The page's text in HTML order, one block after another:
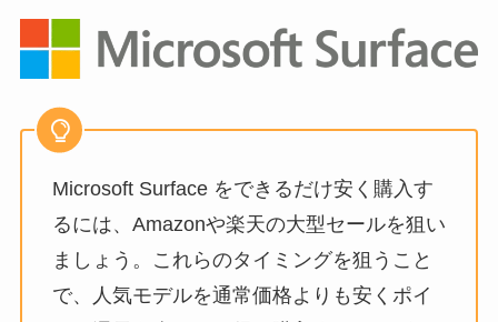
Microsoft Surface をできるだけ安く購入す
るには、Amazonや楽天の大型セールを狙い
ましょう。これらのタイミングを狙うこと
で、人気モデルを通常価格よりも安くポイ